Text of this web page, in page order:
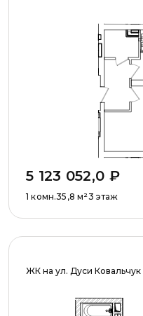
5 123 052,0 ₽
1 комн.35,8 м²3 этаж